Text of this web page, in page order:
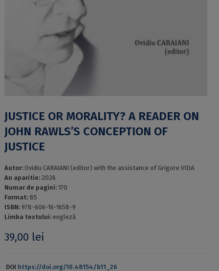
JUSTICE OR MORALITY? A READER ON
JOHN RAWLS’S CONCEPTION OF
JUSTICE
Autor: Ovidiu CARAIANI (editor) with the assistance of Grigore VIDA
An aparitie: 2026
Numar de pagini: 170
Format: B5
ISBN: 978-606-16-1658-9
Limba textului: engleză
39,00 lei
DOI https://doi.org/10.48154/b11_26